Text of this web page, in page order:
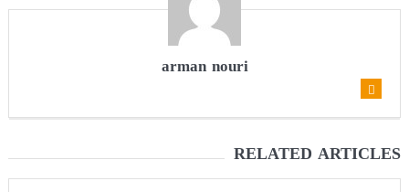
arman nouri
RELATED ARTICLES